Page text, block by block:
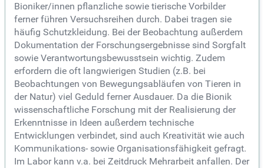
Bioniker/innen pflanzliche sowie tierische Vorbilder
ferner führen Versuchsreihen durch. Dabei tragen sie
häufig Schutzkleidung. Bei der Beobachtung außerdem
Dokumentation der Forschungsergebnisse sind Sorgfalt
sowie Verantwortungsbewusstsein wichtig. Zudem
erfordern die oft langwierigen Studien (z.B. bei
Beobachtungen von Bewegungsabläufen von Tieren in
der Natur) viel Geduld ferner Ausdauer. Da die Bionik
wissenschaftliche Forschung mit der Realisierung der
Erkenntnisse in Ideen außerdem technische
Entwicklungen verbindet, sind auch Kreativität wie auch
Kommunikations- sowie Organisationsfähigkeit gefragt.
Im Labor kann v.a. bei Zeitdruck Mehrarbeit anfallen. Der